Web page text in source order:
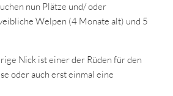
nun Plätze und/ oder
Welpen (4 Monate alt) und 5
Nick ist einer der Rüden für den
oder auch erst einmal eine